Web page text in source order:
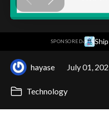
SPONSORED·
hayase July 01,
Technology